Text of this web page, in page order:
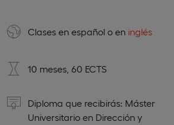
Clases en español o en inglés
10 meses, 60 ECTS
Diploma que recibirás: Máster
Universitario en Dirección y